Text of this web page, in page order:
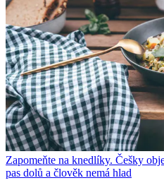
Zapomeňte na knedlíky. Češky
pas dolů a člověk nemá hlad